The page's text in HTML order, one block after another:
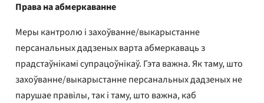
Права на абмеркаванне
Меры кантролю і захоўванне/выкарыстанне
персанальных дадзеных варта абмеркаваць з
прадстаўнікамі супрацоўнікаў. Гэта важна. Як таму, што
захоўванне/выкарыстанне персанальных дадзеных не
парушае правілы, так і таму, што важна, каб